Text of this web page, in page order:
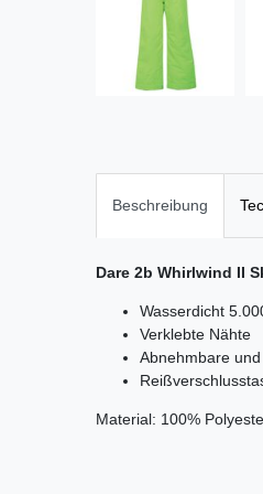
Beschreibung
Dare 2b Whirlwind II
Wasserdicht
Verklebte Nähte
Abnehmbare
Material: 100%